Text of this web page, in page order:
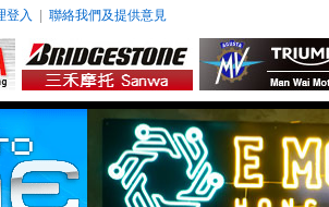
登入 聯絡我們及提供意見